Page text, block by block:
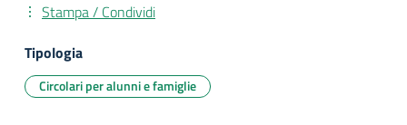
Stampa / Condividi
Tipologia
Circolari per alunni e famiglie